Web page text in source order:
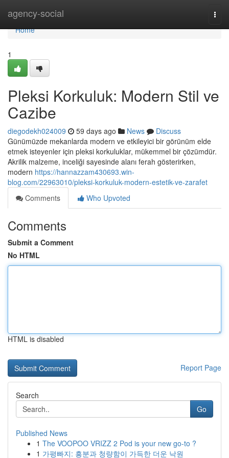
agency-social
Home
Home
1
Pleksi Korkuluk: Modern Stil ve
Cazibe
diegodekh024009 59 days ago News
Discuss
Günümüzde mekanlarda modern ve etkileyici bir görünüm elde
etmek isteyenler için pleksi korkuluklar, mükemmel bir çözümdür.
Akrilik malzeme, inceliği sayesinde alanı ferah gösterirken,
modern https://hannazzam430693.win-
blog.com/22963010/pleksi-korkuluk-modern-estetik-ve-zarafet
Comments
Who Upvoted
Comments
Submit a Comment
No HTML
HTML is disabled
Report Page
Search
Go
Published News
1 The VOOPOO VRIZZ 2 Pod is your new go-to ?
1 가평빠지: 흥분과 청량함이 가득한 더운 낙원